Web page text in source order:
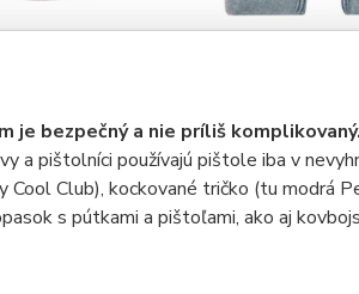
je bezpečný a nie príliš komplikovaný.
a pištolníci používajú pištole iba v
Cool Club), kockované tričko (tu
s pútkami a pištoľami, ako aj